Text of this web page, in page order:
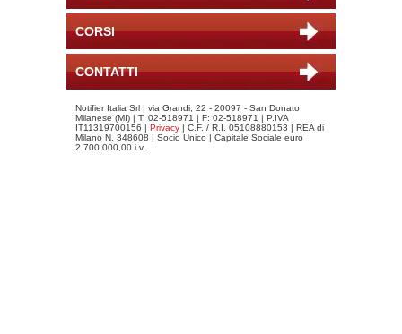
CORSI
CONTATTI
Notifier Italia Srl | via Grandi, 22 - 20097 - San Donato
Milanese (MI) | T: 02-518971 | F: 02-518971 | P.IVA
IT11319700156 | Privacy | C.F. / R.I. 05108880153 | REA di
Milano N. 348608 | Socio Unico | Capitale Sociale euro
2.700.000,00 i.v.